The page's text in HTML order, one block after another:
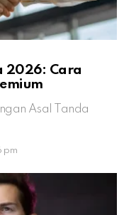
2026: Cara
Asal Tanda
pm